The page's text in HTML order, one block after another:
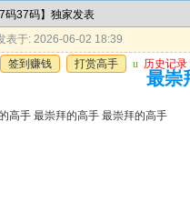
码37码】独家发表
表于: 2026-06-02 18:39
签到赚钱
打赏高手 u 历史记录
最崇
高手 最崇拜的高手 最崇拜的高手